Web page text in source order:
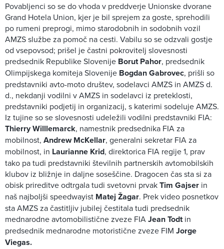
Povabljenci so se do vhoda v preddverje Unionske dvorane
Grand Hotela Union, kjer je bil sprejem za goste, sprehodili
po rumeni preprogi, mimo starodobnih in sodobnih vozil
AMZS službe za pomoč na cesti. Vabilu so se odzvali gostje
od vsepovsod; prišel je častni pokrovitelj slovesnosti
predsednik Republike Slovenije Borut Pahor, predsednik
Olimpijskega komiteja Slovenije Bogdan Gabrovec, prišli so
predstavniki avto-moto društev, sodelavci AMZS in AMZS d.
d., nekdanji vodilni v AMZS in sodelavci iz preteklosti,
predstavniki podjetij in organizacij, s katerimi sodeluje AMZS.
Iz tujine so se slovesnosti udeležili vodilni predstavniki FIA:
Thierry Willlemarck, namestnik predsednika FIA za
mobilnost, Andrew McKellar, generalni sekretar FIA za
mobilnost, in Laurianne Krid, direktorica FIA regije 1, prav
tako pa tudi predstavniki številnih partnerskih avtomobilskih
klubov iz bližnje in daljne soseščine. Dragocen čas sta si za
obisk prireditve odtrgala tudi svetovni prvakTim Gajser in
naš najboljši speedwayist Matej Žagar. Prek video posnetkov
sta AMZS za častitljiv jubilej čestitala tudi predsednik
mednarodne avtomobilistične zveze FIAJean Todtin
predsednik mednarodne motoristične zveze FIM Jorge
Viegas.